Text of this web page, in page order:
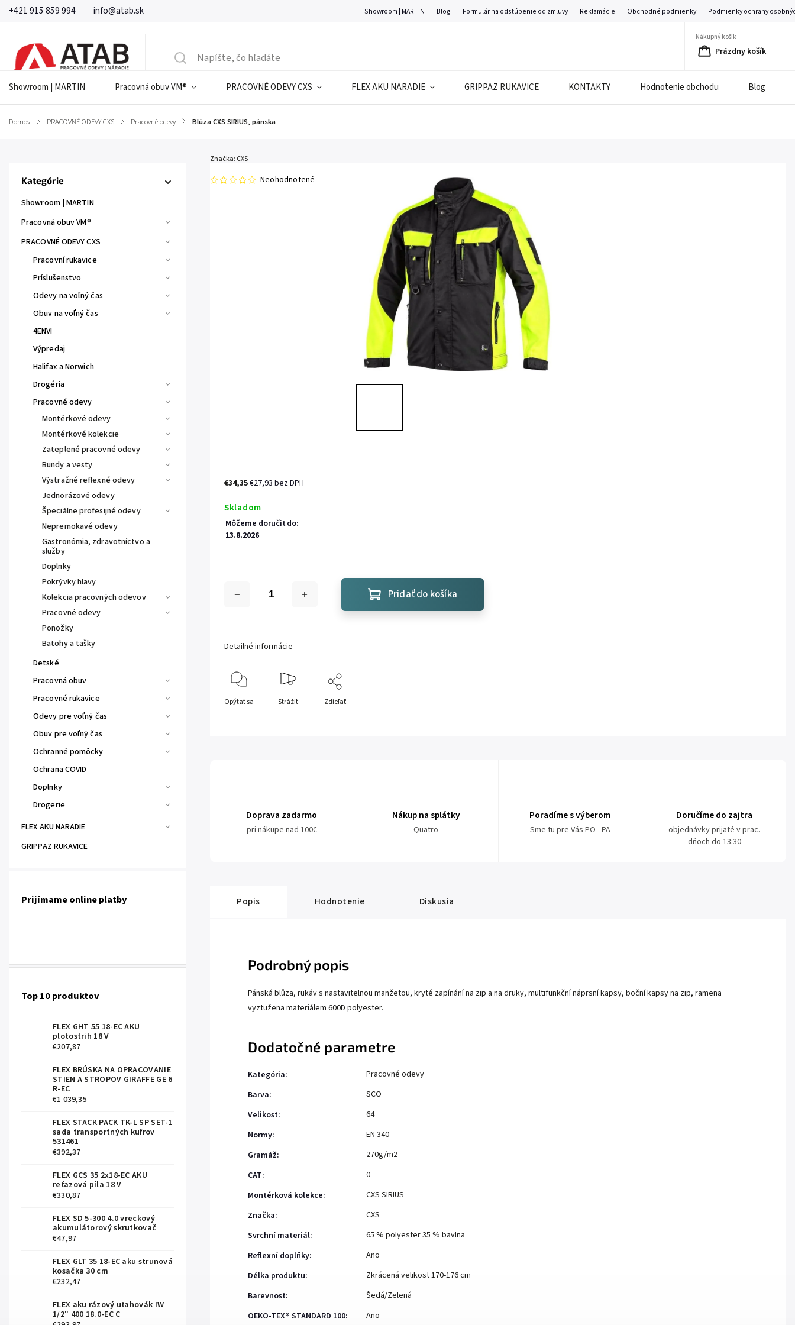
+421 915 859 994 info@atab.sk Showroom | MARTIN Blog Formulár na odstúpenie od zmluvy Reklamácie Obchodné podmienky Podmienky ochrany
Nákupný košík
Prázdny košík
Showroom | MARTIN Pracovná obuv VM® PRACOVNÉ ODEVY CXS FLEX AKU NARADIE GRIPPAZ RUKAVICE KONTAKTY Hodnotenie obchodu Blog
Domov / PRACOVNÉ ODEVY CXS / Pracovné odevy / Blúza CXS SIRIUS, pánska
Kategórie
Showroom | MARTIN
Pracovná obuv VM®
PRACOVNÉ ODEVY CXS
Pracovní rukavice
Príslušenstvo
Odevy na voľný čas
Obuv na voľný čas
4ENVI
Výpredaj
Halifax a Norwich
Drogéria
Pracovné odevy
Montérkové odevy
Montérkové kolekcie
Zateplené pracovné odevy
Bundy a vesty
Výstražné reflexné odevy
Jednorázové odevy
Špeciálne profesijné odevy
Nepremokavé odevy
Gastronómia, zdravotníctvo a
služby
Doplnky
Pokrývky hlavy
Kolekcia pracovných odevov
Pracovné odevy
Ponožky
Batohy a tašky
Detské
Pracovná obuv
Pracovné rukavice
Odevy pre voľný čas
Obuv pre voľný čas
Ochranné pomôcky
Ochrana COVID
Doplnky
Drogerie
FLEX AKU NARADIE
GRIPPAZ RUKAVICE
Prijímame online platby
Top 10 produktov
FLEX GHT 55 18-EC AKU
plotostrih 18 V
€207,87
FLEX BRÚSKA NA OPRACOVANIE
STIEN A STROPOV GIRAFFE GE 6
R-EC
€1 039,35
FLEX STACK PACK TK-L SP SET-1
sada transportných kufrov
531461
€392,37
FLEX GCS 35 2x18-EC AKU
reťazová píla 18 V
€330,87
FLEX SD 5-300 4.0 vreckový
akumulátorový skrutkovač
€47,97
FLEX GLT 35 18-EC aku strunová
kosačka 30 cm
€232,47
FLEX aku rázový uťahovák IW
1/2" 400 18.0-EC C
Neohodnotené
Značka: CXS
€34,35€27,93 bez DPH
Skladom
Môžeme doručiť do:
13.8.2026
Pridať do košíka
Detailné informácie
Opýtať sa Strážiť Zdieľať
Doprava zadarmo
pri nákupe nad 100€
Nákup na splátky
Quatro
Poradíme s výberom
Sme tu pre Vás PO - PA
Doručíme do zajtra
objednávky prijaté v prac.
dňoch do 13:30
Popis Hodnotenie Diskusia
Podrobný popis
Pánská blůza, rukáv s nastavitelnou manžetou, kryté zapínání na zip a na druky, multifunkční náprsní kapsy, boční kapsy na zip, ramena
vyztužena materiálem 600D polyester.
Dodatočné parametre
Kategória:
Pracovné odevy
Barva:
SCO
Velikost:
64
Normy:
EN 340
Gramáž:
270g/m2
CAT:
0
Montérková kolekce:
CXS SIRIUS
Značka:
CXS
Svrchní materiál:
65 % polyester 35 % bavlna
Reflexní doplňky:
Ano
Délka produktu:
Zkrácená velikost 170-176 cm
Barevnost:
Šedá/Zelená
OEKO-TEX® STANDARD 100: Ano